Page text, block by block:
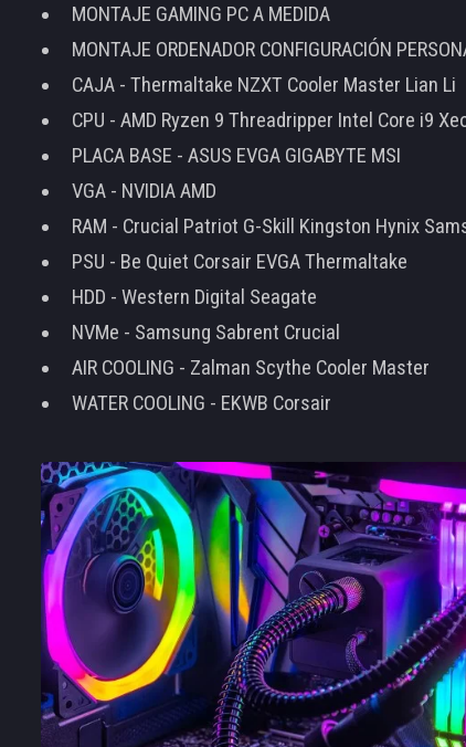
MONTAJE GAMING PC A MEDIDA
MONTAJE ORDENADOR CONFIGURACIÓN
CAJA - Thermaltake NZXT Cooler Master Lian Li
CPU - AMD Ryzen 9 Threadripper Intel Core i9
PLACA BASE - ASUS EVGA GIGABYTE MSI
VGA - NVIDIA AMD
RAM - Crucial Patriot G-Skill Kingston Hynix
PSU - Be Quiet Corsair EVGA Thermaltake
HDD - Western Digital Seagate
NVMe - Samsung Sabrent Crucial
AIR COOLING - Zalman Scythe Cooler Master
WATER COOLING - EKWB Corsair